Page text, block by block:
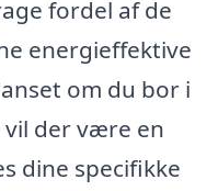
fordel af de
energieffektive
om du bor i
vil der være en
dine specifikke